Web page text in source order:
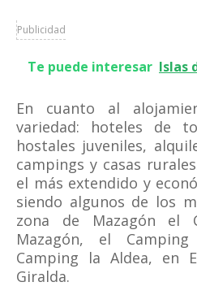
Publicidad
Te puede interesar Islas
En cuanto al
variedad: hoteles de
hostales juveniles,
campings y casas
el más extendido y
siendo algunos de los
zona de Mazagón el
Mazagón, el
Camping la Aldea, en
Giralda.